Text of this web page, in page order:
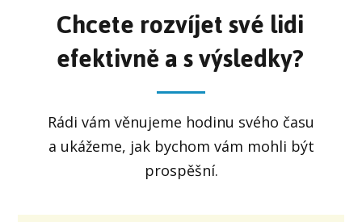
Chcete rozvíjet své lidi
efektivně a s výsledky?
Rádi vám věnujeme hodinu svého času
a ukážeme, jak bychom vám mohli být
prospěšní.